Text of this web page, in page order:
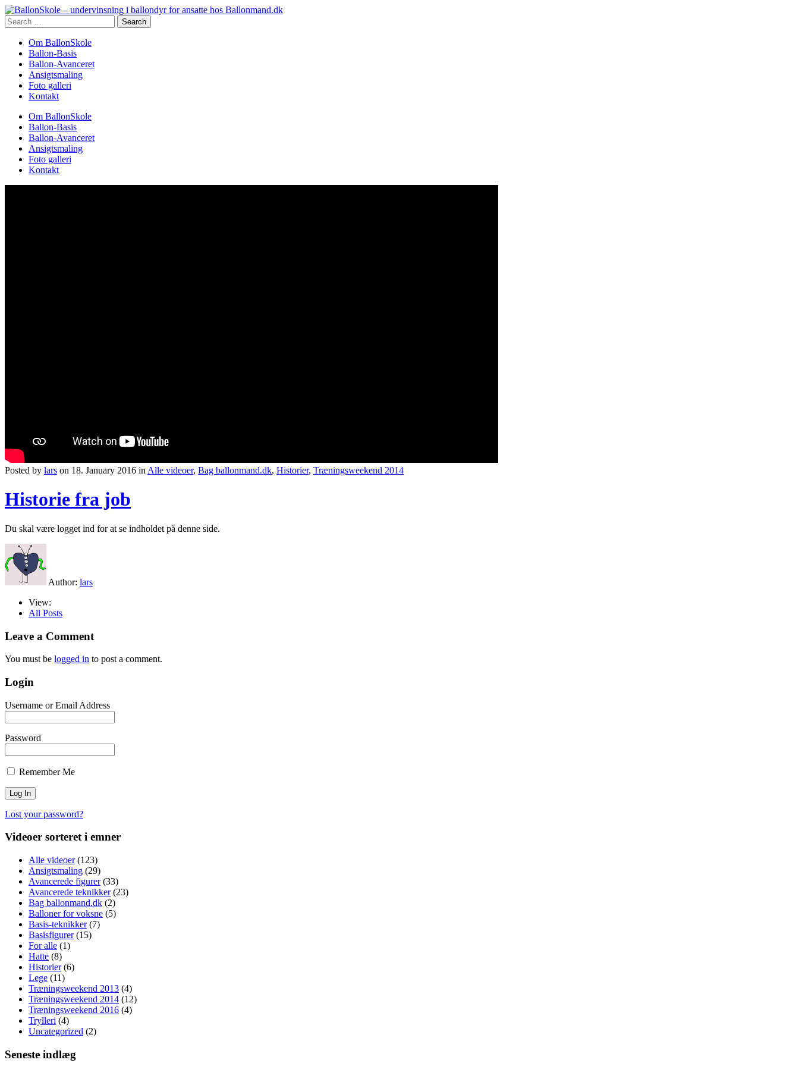
Search
for:
Om BallonSkole
Ballon-Basis
Ballon-Avanceret
Ansigtsmaling
Foto galleri
Kontakt
Om BallonSkole
Ballon-Basis
Ballon-Avanceret
Ansigtsmaling
Foto galleri
Kontakt
Posted by lars on 18. January 2016 in Alle videoer, Bag ballonmand.dk, Historier, Træningsweekend 2014
Historie fra job
Du skal være logget ind for at se indholdet på denne side.
Author: lars
View:
All Posts
Leave a Comment
You must be logged in to post a comment.
Login
Username or Email Address
Password
Remember Me
Lost your password?
Videoer sorteret i emner
Alle videoer(123)
Ansigtsmaling (29)
Avancerede figurer(33)
Avancerede teknikker(23)
Bag ballonmand.dk (2)
Balloner for voksne (5)
Basis-teknikker(7)
Basisfigurer(15)
For alle (1)
Hatte (8)
Historier(6)
Lege (11)
Træningsweekend 2013 (4)
Træningsweekend 2014 (12)
Træningsweekend 2016 (4)
Trylleri (4)
Uncategorized (2)
Seneste indlæg